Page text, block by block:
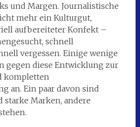
und Margen. Journalistische
mehr ein Kulturgut,
aufbereiteter Konfekt –
schnell
vergessen. Einige wenige
gegen diese Entwicklung zur
kompletten
an. Ein paar davon sind
Marken, andere